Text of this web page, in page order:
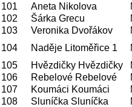
101
Aneta Nikolova
102
Šárka Grecu
103
Veronika Dvořákov
104
Naděje Litoměřice 1
105
Hvězdičky Hvězdičky
106
Rebelové Rebelové
107
Koumáci Koumáci
108
Sluníčka Sluníčka